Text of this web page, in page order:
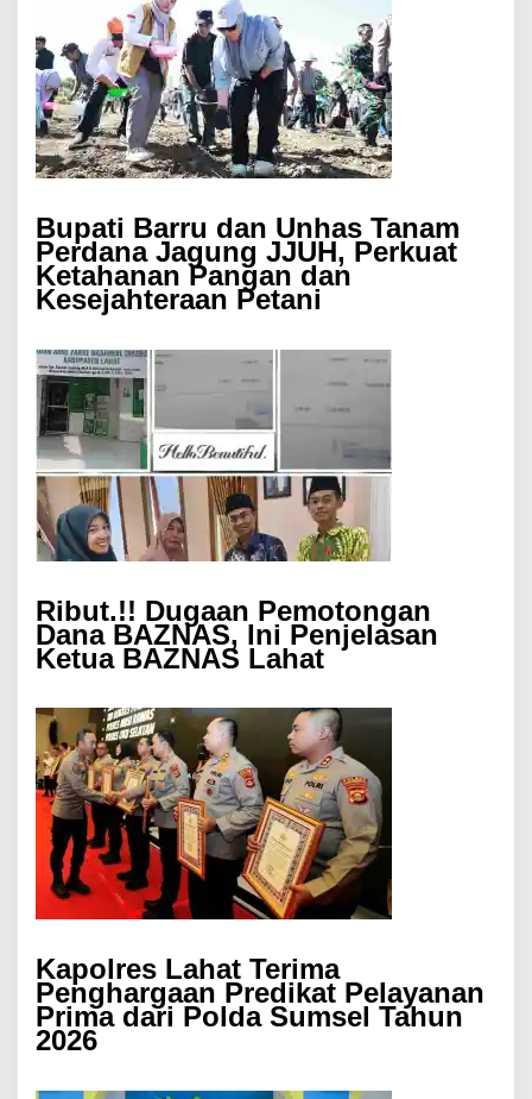
Bupati Barru dan Unhas Tanam
Perdana Jagung JJUH, Perkuat
Ketahanan Pangan dan
Kesejahteraan Petani
Ribut.!! Dugaan Pemotongan
Dana BAZNAS, Ini Penjelasan
Ketua BAZNAS Lahat
Kapolres Lahat Terima
Penghargaan Predikat Pelayanan
Prima dari Polda Sumsel Tahun
2026